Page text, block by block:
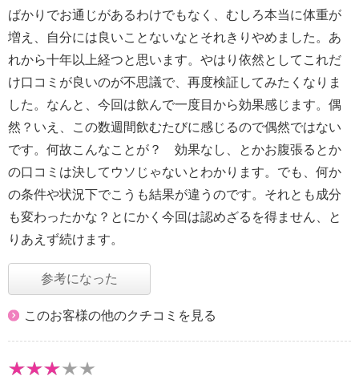
ばかりでお通じがあるわけでもなく、むしろ本当に体重が
増え、自分には良いことないなとそれきりやめました。あ
れから十年以上経つと思います。やはり依然としてこれだ
け口コミが良いのが不思議で、再度検証してみたくなりま
した。なんと、今回は飲んで一度目から効果感じます。偶
然？いえ、この数週間飲むたびに感じるので偶然ではない
です。何故こんなことが？ 効果なし、とかお腹張るとか
の口コミは決してウソじゃないとわかります。でも、何か
の条件や状況下でこうも結果が違うのです。それとも成分
も変わったかな？とにかく今回は認めざるを得ません、と
りあえず続けます。
参考になった
このお客様の他のクチコミを見る